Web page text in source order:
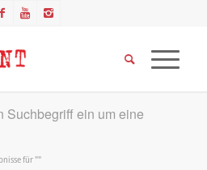
Suchbegriff ein um eine
für ""